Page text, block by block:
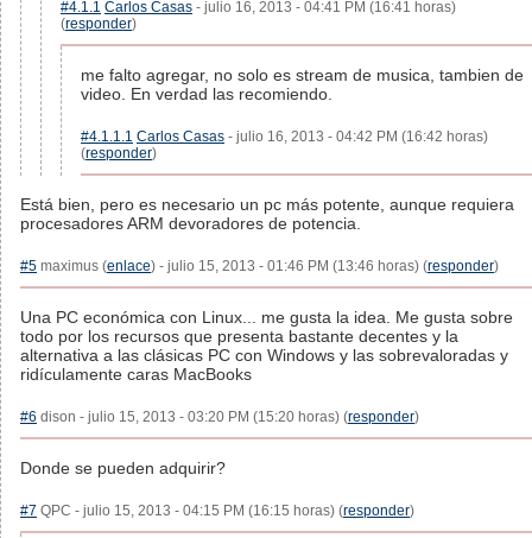
#4.1.1 Carlos Casas - julio 16, 2013 - 04:41 PM (16:41 horas)
(responder)
me falto agregar, no solo es stream de musica, tambien de
video. En verdad las recomiendo.
#4.1.1.1 Carlos Casas - julio 16, 2013 - 04:42 PM (16:42 horas)
(responder)
Está bien, pero es necesario un pc más potente, aunque requiera
procesadores ARM devoradores de potencia.
#5 maximus (enlace) - julio 15, 2013 - 01:46 PM (13:46 horas) (responder)
Una PC económica con Linux... me gusta la idea. Me gusta sobre
todo por los recursos que presenta bastante decentes y la
alternativa a las clásicas PC con Windows y las sobrevaloradas y
ridículamente caras MacBooks
#6 dison - julio 15, 2013 - 03:20 PM (15:20 horas) (responder)
Donde se pueden adquirir?
#7 QPC - julio 15, 2013 - 04:15 PM (16:15 horas) (responder)